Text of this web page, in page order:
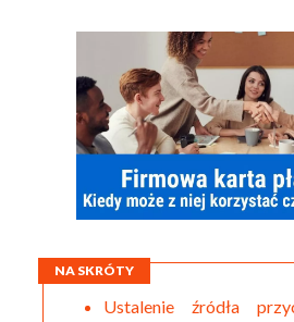
NA SKRÓTY
Ustalenie źródła